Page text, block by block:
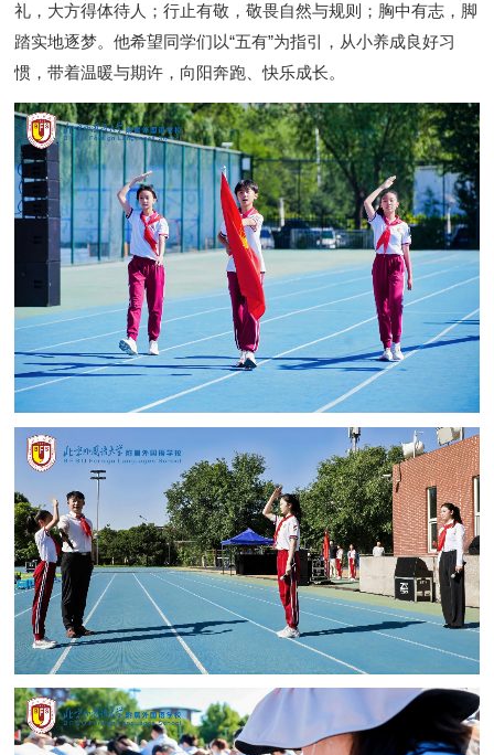
礼，大方得体待人；行止有敬，敬畏自然与规则；胸中有志，脚
踏实地逐梦。他希望同学们以“五有”为指引，从小养成良好习
惯，带着温暖与期许，向阳奔跑、快乐成长。